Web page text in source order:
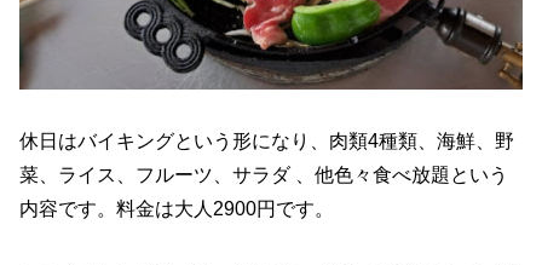
休日はバイキングという形になり、肉類4種類、海鮮、野
菜、ライス、フルーツ、サラダ 、他色々食べ放題という
内容です。料金は大人2900円です。